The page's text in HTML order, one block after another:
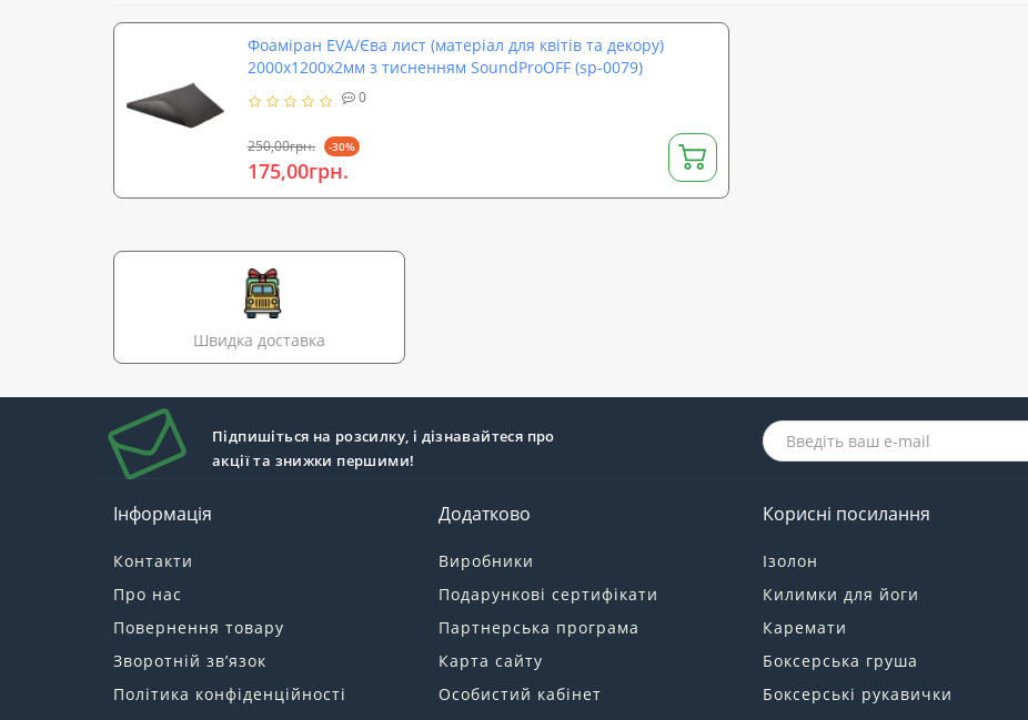
Фоаміран EVA/Єва лист (матеріал для квітів та декору)
2000x1200x2мм з тисненням SoundProOFF (sp-0079)
0
250,00грн. -30%
175,00грн.
Швидка доставка
Підпишіться на розсилку, і дізнавайтеся про
акції та знижки першими!
Інформація
Контакти
Про нас
Повернення товару
Зворотній зв’язок
Політика конфіденційності
Додатково
Виробники
Подарункові сертифікати
Партнерська програма
Карта сайту
Особистий кабінет
Корисні посилання
Ізолон
Килимки для йоги
Каремати
Боксерська груша
Боксерські рукавички